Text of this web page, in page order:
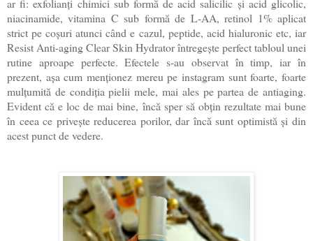
ar fi: exfolianți chimici sub formă de acid salicilic și acid glicolic,
niacinamide, vitamina C sub formă de L-AA, retinol 1% aplicat
strict pe coșuri atunci când e cazul, peptide, acid hialuronic etc, iar
Resist Anti-aging Clear Skin Hydrator întregește perfect tabloul unei
rutine aproape perfecte. Efectele s-au observat în timp, iar în
prezent, așa cum menționez mereu pe instagram sunt foarte, foarte
mulțumită de condiția pielii mele, mai ales pe partea de antiaging.
Evident că e loc de mai bine, încă sper să obțin rezultate mai bune
în ceea ce privește reducerea porilor, dar încă sunt optimistă și din
acest punct de vedere.